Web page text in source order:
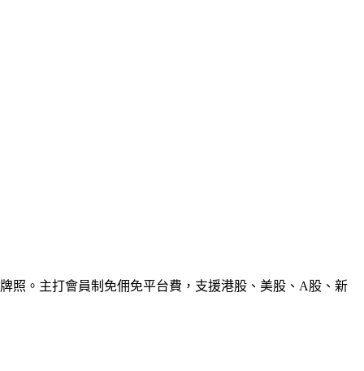
照。主打會員制免佣免平台費，支援港股、美股、A股、新